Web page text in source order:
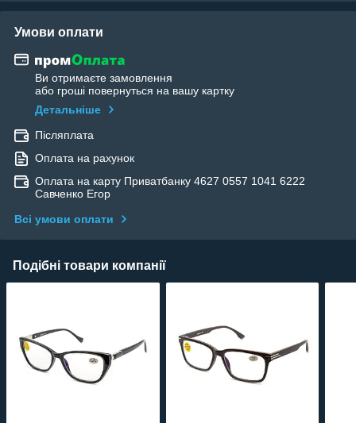
Умови оплати
Ви отримаєте замовлення
або гроші повернуться на вашу картку
Детальніше
Післяплата
Оплата на рахунок
Оплата на карту Приватбанку 4627 0557 1041 6222
Савченко Егор
Всі умови оплати
Подібні товари компанії